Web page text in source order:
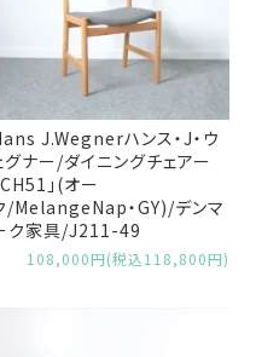
J.Wegnerハンス・J・ウ
グナー/ダイニングチェアー
CH51」(オー
/MelangeNap・GY)/デンマ
ク家具/J211-49
108,000円(税込118,800円)